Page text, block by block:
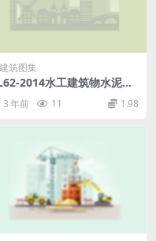
建筑图集
2014水工建筑物水泥灌
3 年前 11 1.98